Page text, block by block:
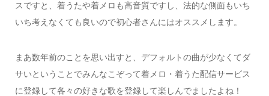
スですと、着うたや着メロも高音質ですし、法的な側面もいち
いち考えなくても良いので初心者さんにはオススメします。
まあ数年前のことを思い出すと、デフォルトの曲が少なくてダ
サいということでみんなこぞって着メロ・着うた配信サービス
に登録して各々の好きな歌を登録して楽しんでましたよね！